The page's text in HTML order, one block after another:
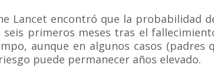
Lancet encontró que la probabilidad
seis primeros meses tras el
aunque en algunos casos (padres
puede permanecer años elevado.